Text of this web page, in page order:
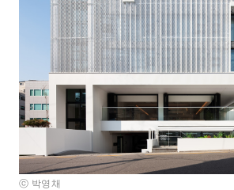
ⓒ 박영채